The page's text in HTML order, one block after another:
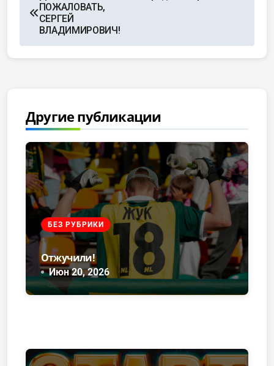
ПОЖАЛОВАТЬ,
СЕРГЕЙ
ВЛАДИМИРОВИЧ!
Другие публикации
БЕЗ РУБРИКИ
Отжучили!
Июн 20, 2026